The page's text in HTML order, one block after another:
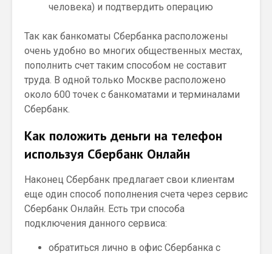
человека) и подтвердить операцию
Так как банкоматы Сбербанка расположены
очень удобно во многих общественных местах,
пополнить счет таким способом не составит
труда. В одной только Москве расположено
около 600 точек с банкоматами и терминалами
Сбербанк.
Как положить деньги на телефон
используя Сбербанк Онлайн
Наконец Сбербанк предлагает свои клиентам
еще один способ пополнения счета через сервис
Сбербанк Онлайн. Есть три способа
подключения данного сервиса:
обратиться лично в офис Сбербанка с